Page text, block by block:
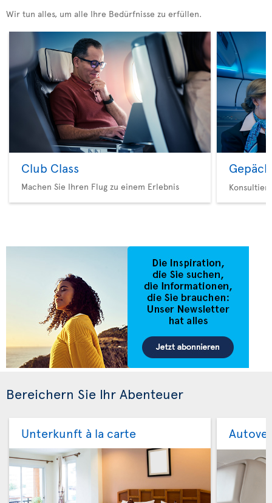
Wir tun alles, um alle Ihre Bedürfnisse zu erfüllen.
Club Class
Machen Sie Ihren Flug zu einem Erlebnis
Gepäck
Bereichern Sie Ihr Abenteuer
Unterkunft à la carte